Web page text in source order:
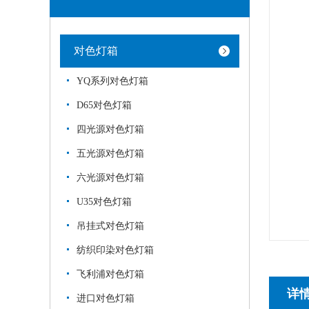
对色灯箱
YQ系列对色灯箱
D65对色灯箱
四光源对色灯箱
五光源对色灯箱
六光源对色灯箱
U35对色灯箱
吊挂式对色灯箱
纺织印染对色灯箱
飞利浦对色灯箱
进口对色灯箱 详